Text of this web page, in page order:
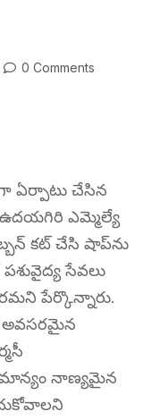
0 Comments
ఏర్పాటు చేసిన
ఎమ్మెల్యే
కట్ చేసి షాప్‌ను
సేవలు
పేర్కొన్నారు.
అవసరమైన
నాణ్యమైన